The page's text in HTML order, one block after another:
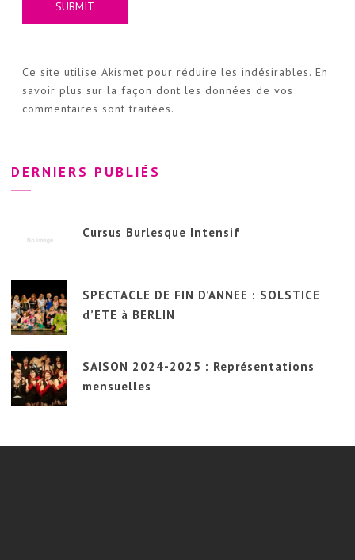
Ce site utilise Akismet pour réduire les indésirables. En
savoir plus sur la façon dont les données de vos
commentaires sont traitées.
DERNIERS PUBLIÉS
Cursus Burlesque Intensif
SPECTACLE DE FIN D’ANNEE : SOLSTICE
d’ETE à BERLIN
SAISON 2024-2025 : Représentations
mensuelles